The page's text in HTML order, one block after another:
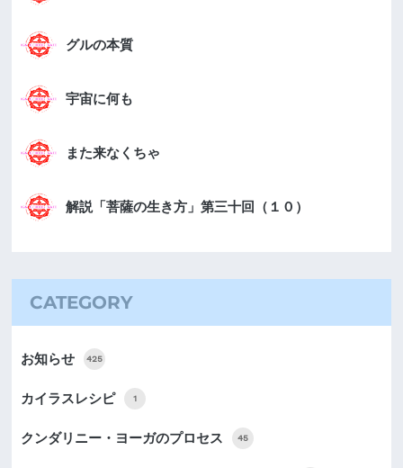
グルの本質
宇宙に何も
また来なくちゃ
解説「菩薩の生き方」第三十回（１０）
CATEGORY
お知らせ 425
カイラスレシピ 1
クンダリニー・ヨーガのプロセス 45